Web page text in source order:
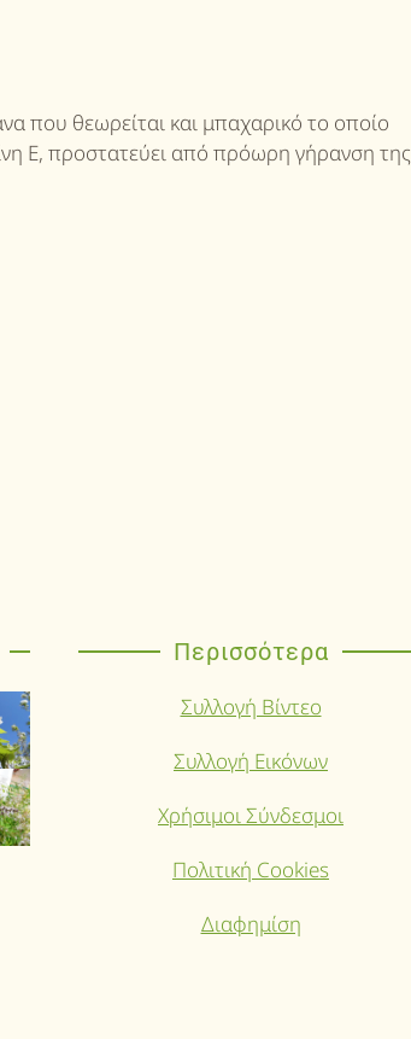
που θεωρείται και μπαχαρικό το οποίο
E, προστατεύει από πρόωρη γήρανση της
Περισσότερα
Συλλογή Βίντεο
Συλλογή Εικόνων
Χρήσιμοι Σύνδεσμοι
Πολιτική Cookies
Διαφημίση